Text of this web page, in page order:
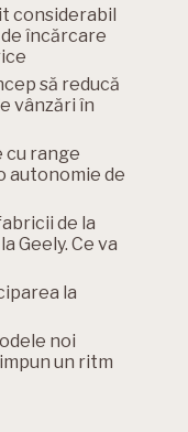
considerabil
încărcare
să reducă
vânzări în
cu range
autonomie de
de la
Geely. Ce va
la
noi
un ritm